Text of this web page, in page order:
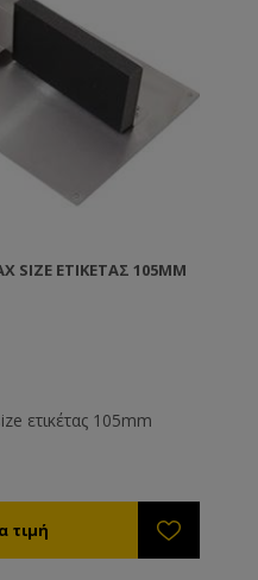
SIZE ΕΤΙΚΈΤΑΣ 105MM
ετικέτας 105mm